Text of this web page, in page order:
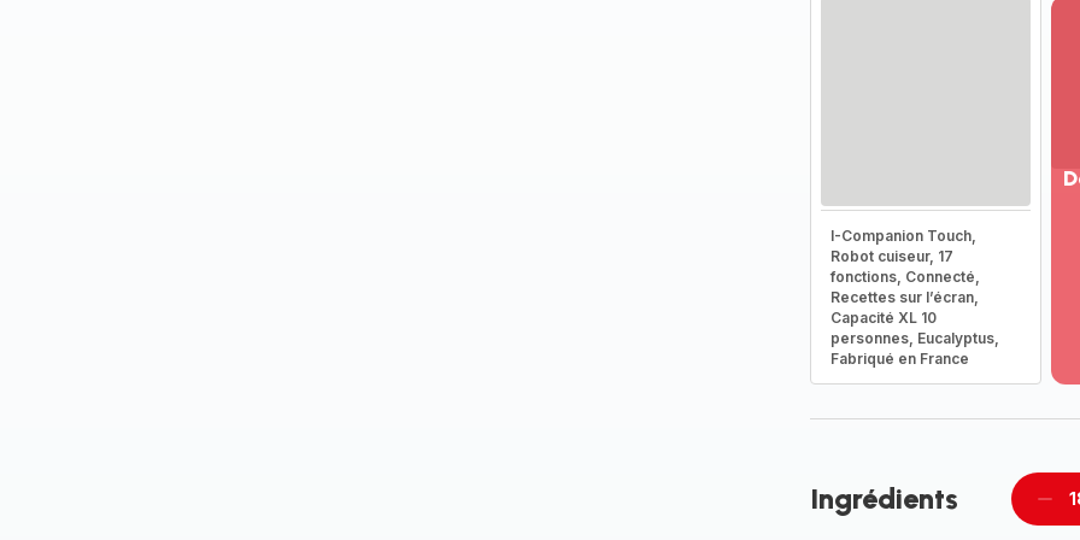
I-Companion Touch,
Robot cuiseur, 17
fonctions, Connecté,
Recettes sur l’écran,
Capacité XL 10
personnes, Eucalyptus,
Fabriqué en France
Ingrédients